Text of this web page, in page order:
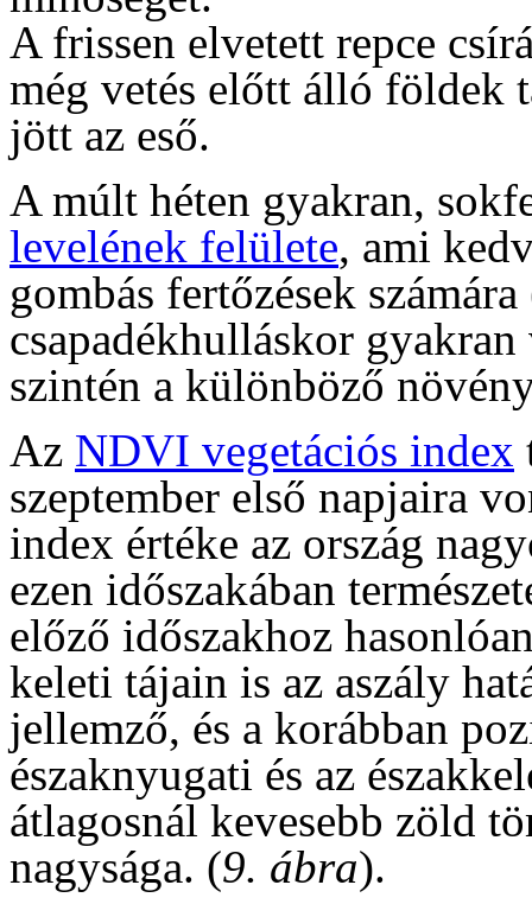
A frissen elvetett repce
még vetés előtt álló földek
jött az eső.
A múlt héten gyakran,
levelének felülete, ami
gombás fertőzések számára
csapadékhulláskor
szintén a különböző
Az NDVI vegetációs index
szeptember első napjaira
index értéke az ország
ezen időszakában
előző időszakhoz
keleti tájain is az aszály
jellemző, és a korábban
északnyugati és az
átlagosnál kevesebb zöld
nagysága. (9. ábra).